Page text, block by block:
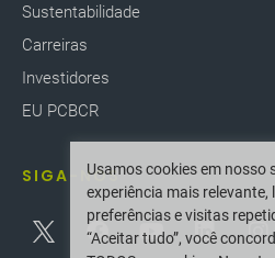
Sustentabilidade
Carreiras
Investidores
EU PCBCR
SIGA-NOSUsamos cookies em nosso
experiência mais
preferências e visitas
“Aceitar tudo”, você